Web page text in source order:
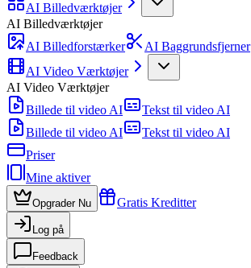
AI Billedværktøjer
AI Billedværktøjer
AI Billedforstærker
AI Baggrundsfjerner
AI Video Værktøjer
AI Video Værktøjer
Billede til video AI
Tekst til video AI
Billede til video AI
Tekst til video AI
Priser
Mine aktiver
Opgrader Nu Gratis Kreditter
Log på
Feedback